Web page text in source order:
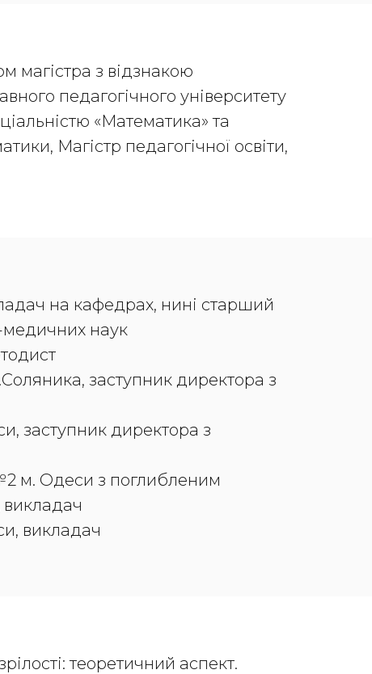
магістра з відзнакою
педагогічного університету
«Математика» та
Магістр педагогічної освіти,
на кафедрах, нині старший
наук
заступник директора з
заступник директора з
м. Одеси з поглибленим
викладач
викладач
теоретичний аспект.